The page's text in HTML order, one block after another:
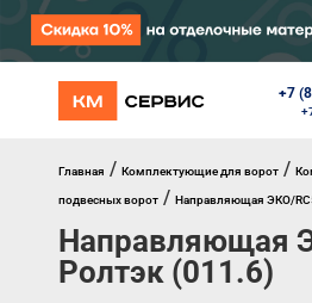
+7
КАТАЛОГ
Перегрузочное оборудование
Уличные калитки
Шлагбаумы
Противопожарные ворота
Главная / Комплектующие для ворот /
подвесных ворот / Направляющая ЭКО/
Направляющая
Ролтэк (011.6)